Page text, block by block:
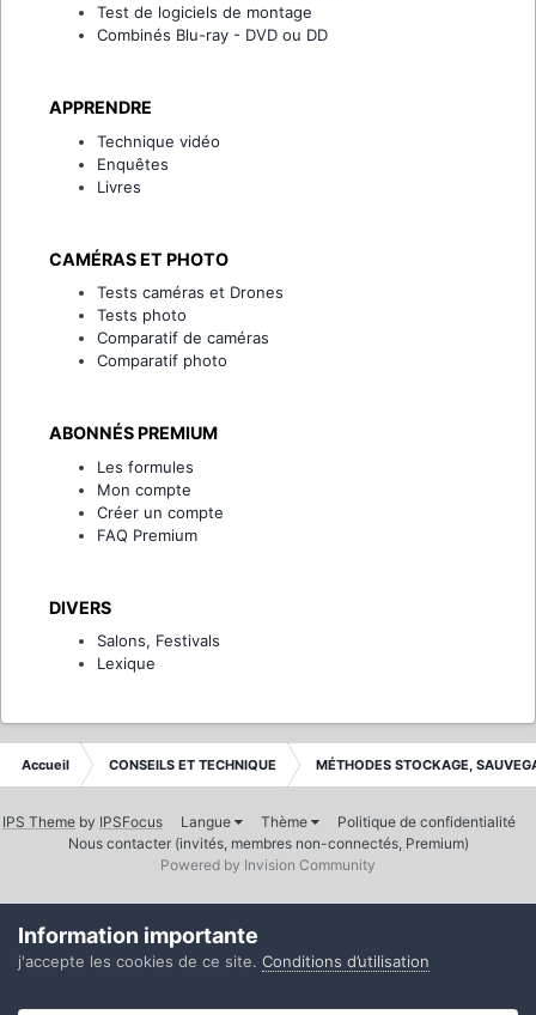
Test de logiciels de montage
Combinés Blu-ray - DVD ou DD
APPRENDRE
Technique vidéo
Enquêtes
Livres
CAMÉRAS ET PHOTO
Tests caméras et Drones
Tests photo
Comparatif de caméras
Comparatif photo
ABONNÉS PREMIUM
Les formules
Mon compte
Créer un compte
FAQ Premium
DIVERS
Salons, Festivals
Lexique
Accueil CONSEILS ET TECHNIQUE MÉTHODES STOCKAGE,
IPS Theme by IPSFocus Langue Thème
Politique de confidentialité
Nous contacter (invités, membres non-connectés, Premium)
Powered by Invision Community
Information importante
j'accepte les cookies de ce site. Conditions d’utilisation